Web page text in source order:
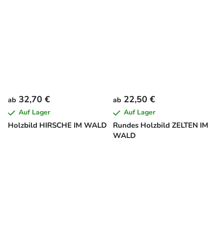
Holzbild HIRSCHE IM WALD
ab 32,70 €
Auf Lager
Rundes Holzbild ZELTEN IM
WALD
ab 22,50 €
Auf Lager